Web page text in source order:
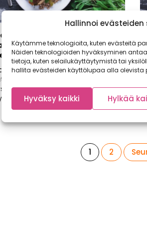
Hallinnoi
Käytämme teknologioita, kuten evästeitä
Näiden teknologioiden hyväksyminen
tietoja, kuten selailukäyttäytymistä tai
hallita evästeiden käyttölupaa alla olevista
Hyväksy kaikki Hylkää
kurpitsan
omenasiiderikastikkeen
suomalaisen ruoan puolesta
joko sinä olet osallistunut
Tänä
yhdessä...
Sivu
1 Sivu
2